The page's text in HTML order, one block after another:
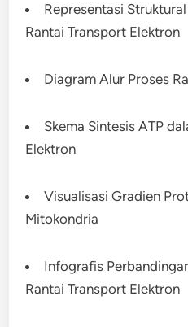
Representasi
Rantai Transport Elektron
Diagram Alur Proses
Skema Sintesis ATP
Elektron
Visualisasi Gradien
Mitokondria
Infografis
Rantai Transport Elektron